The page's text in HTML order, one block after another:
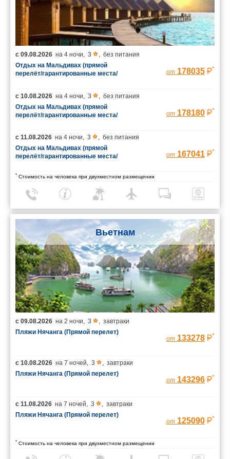
с 09.08.2026 на 4 ночи 3
без питания
Отдых на Мальдивах (прямой
перелёт/гарантированные места/
от 178035 *
с 10.08.2026 на 4 ночи 3
без питания
Отдых на Мальдивах (прямой
перелёт/гарантированные места/
от 178180 *
с 11.08.2026 на 4 ночи 3
без питания
Отдых на Мальдивах (прямой
перелёт/гарантированные места/
от 167041 *
* Стоимость на человека при двухместном размещении
Вьетнам
с 09.08.2026 на 2 ночи, 3 , завтраки
Пляжи Нячанга (Прямой перелет)
от 133278 *
с 10.08.2026 на 7 ночей, 3 , завтраки
Пляжи Нячанга (Прямой перелет)
от 143296 *
с 11.08.2026 на 7 ночей, 3 , завтраки
Пляжи Нячанга (Прямой перелет)
от 125090 *
* Стоимость на человека при двухместном размещении